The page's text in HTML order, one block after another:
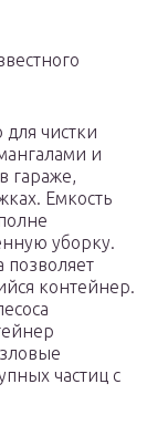
для чистки
и
гараже,
Емкость
уборку.
позволяет
контейнер.
частиц с